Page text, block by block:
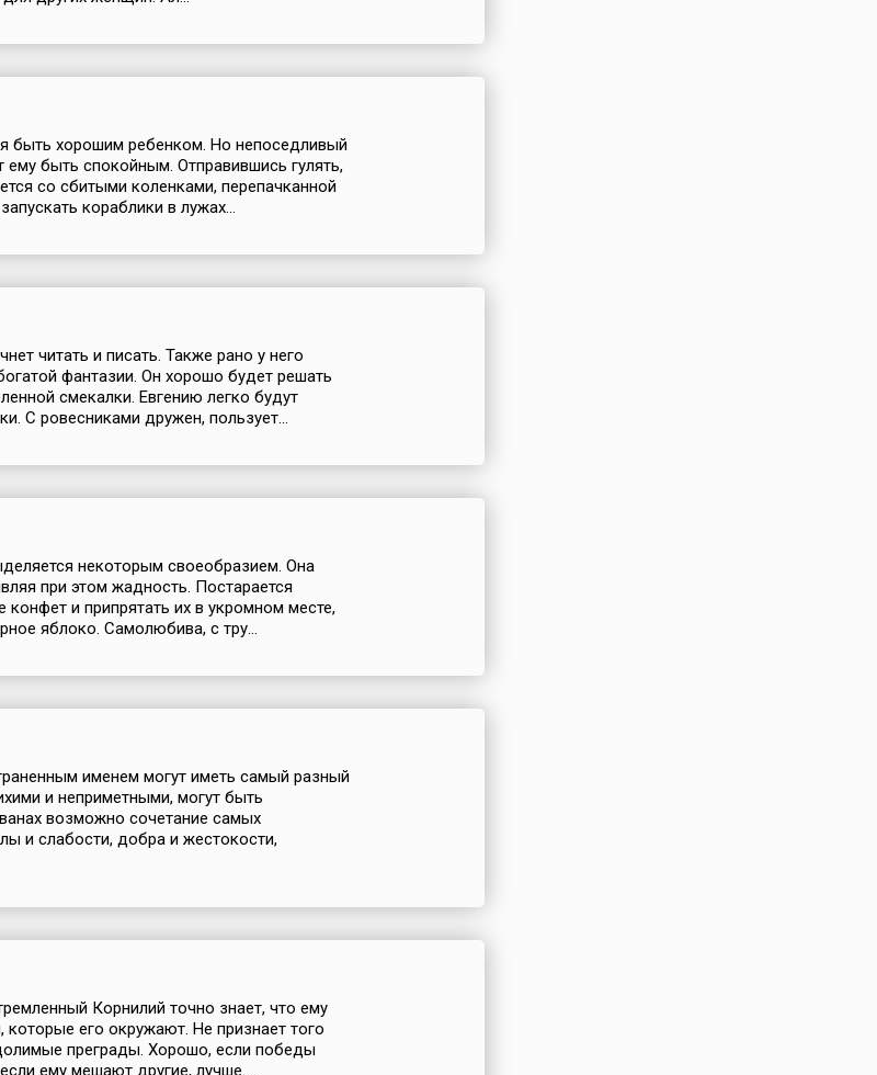
быть хорошим ребенком. Но непоседливый
ему быть спокойным. Отправившись гулять,
со сбитыми коленками, перепачканной
кораблики в лужах...
читать и писать. Также рано у него
фантазии. Он хорошо будет решать
смекалки. Евгению легко будут
С ровесниками дружен, пользует...
некоторым своеобразием. Она
при этом жадность. Постарается
и припрятать их в укромном месте,
яблоко. Самолюбива, с тру...
именем могут иметь самый разный
и неприметными, могут быть
возможно сочетание самых
и слабости, добра и жестокости,
Корнилий точно знает, что ему
его окружают. Не признает того
преграды. Хорошо, если победы
ему мешают другие, лучше ...